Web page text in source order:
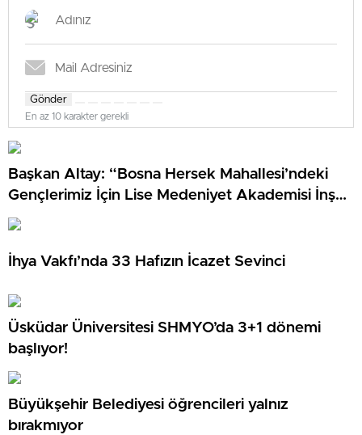
Gönder
En az 10 karakter gerekli
Başkan Altay: “Bosna Hersek Mahallesi’ndeki
Gençlerimiz İçin Lise Medeniyet Akademisi İnşa
Ediyoruz”
İhya Vakfı’nda 33 Hafızın İcazet Sevinci
Üsküdar Üniversitesi SHMYO’da 3+1 dönemi
başlıyor!
Büyükşehir Belediyesi öğrencileri yalnız
bırakmıyor